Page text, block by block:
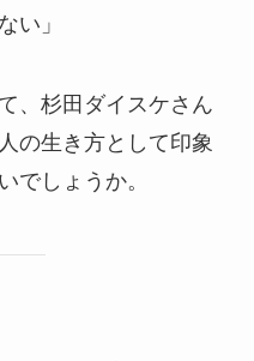
い」
、杉田ダイスケさん
の生き方として印象
でしょうか。